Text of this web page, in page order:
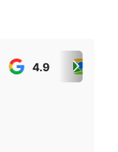
4.9